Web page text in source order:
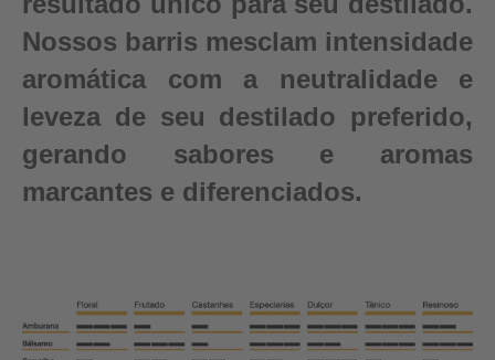
Nossos barris mesclam intensidade
aromática com a neutralidade e
leveza de seu destilado preferido,
gerando sabores e aromas
marcantes e diferenciados.